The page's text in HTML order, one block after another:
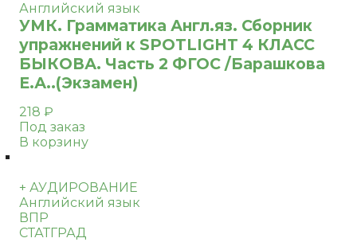
Английский язык
УМК. Грамматика Англ.яз. Сборник
упражнений к SPOTLIGHT 4 КЛАСС
БЫКОВА. Часть 2 ФГОС /Барашкова
Е.А..(Экзамен)
218 ₽
Под заказ
В корзину
+ АУДИРОВАНИЕ
Английский язык
ВПР
СТАТГРАД